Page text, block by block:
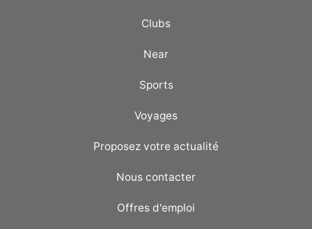
Clubs
Near
Sports
Voyages
Proposez votre actualité
Nous contacter
Offres d'emploi